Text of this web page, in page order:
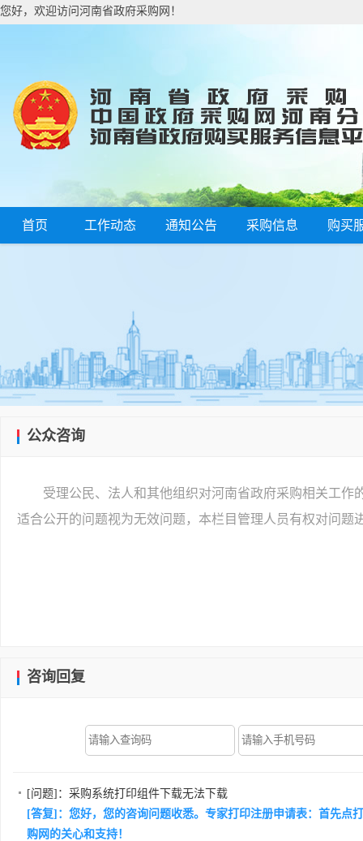
您好，欢迎访问河南省政府采购网！
首页 工作动态 通知公告 采购信息 购买
公众咨询
受理公民、法人和其他组织对河南省政府采购相关工
适合公开的问题视为无效问题，本栏目管理人员有权对问题
咨询回复
[问题]： 采购系统打印组件下载无法下载
[答复]：您好，您的咨询问题收悉。专家打印注册申请表：首先点
购网的关心和支持！